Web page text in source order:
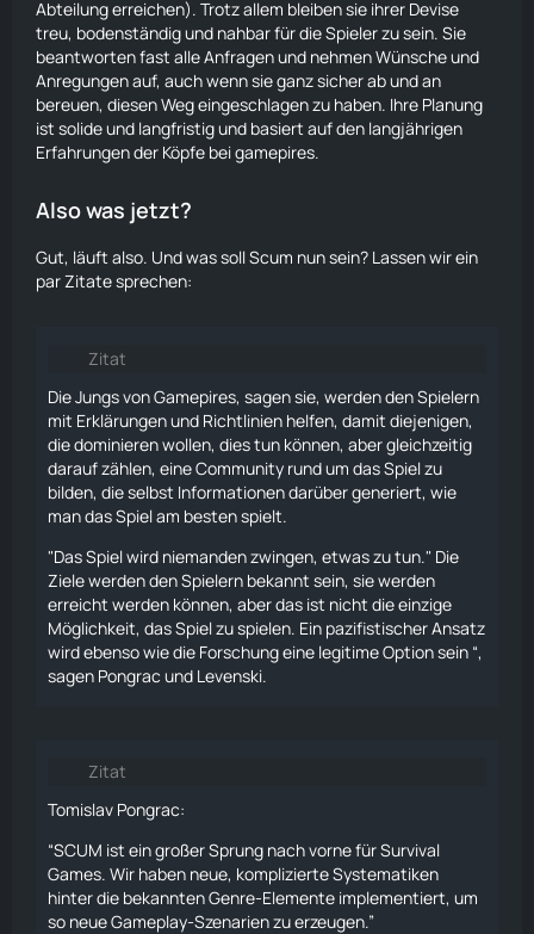
Abteilung erreichen). Trotz allem bleiben sie ihrer Devise
treu, bodenständig und nahbar für die Spieler zu sein. Sie
beantworten fast alle Anfragen und nehmen Wünsche und
Anregungen auf, auch wenn sie ganz sicher ab und an
bereuen, diesen Weg eingeschlagen zu haben. Ihre Planung
ist solide und langfristig und basiert auf den langjährigen
Erfahrungen der Köpfe bei gamepires.
Also was jetzt?
Gut, läuft also. Und was soll Scum nun sein? Lassen wir ein
par Zitate sprechen:
Zitat
Die Jungs von Gamepires, sagen sie, werden den Spielern
mit Erklärungen und Richtlinien helfen, damit diejenigen,
die dominieren wollen, dies tun können, aber gleichzeitig
darauf zählen, eine Community rund um das Spiel zu
bilden, die selbst Informationen darüber generiert, wie
man das Spiel am besten spielt.
"Das Spiel wird niemanden zwingen, etwas zu tun." Die
Ziele werden den Spielern bekannt sein, sie werden
erreicht werden können, aber das ist nicht die einzige
Möglichkeit, das Spiel zu spielen. Ein pazifistischer Ansatz
wird ebenso wie die Forschung eine legitime Option sein “,
sagen Pongrac und Levenski.
Zitat
Tomislav Pongrac:
“SCUM ist ein großer Sprung nach vorne fürSurvival
Games. Wir haben neue, komplizierte Systematiken
hinter die bekannten Genre-Elemente implementiert, um
so neue Gameplay-Szenarien zu erzeugen.”